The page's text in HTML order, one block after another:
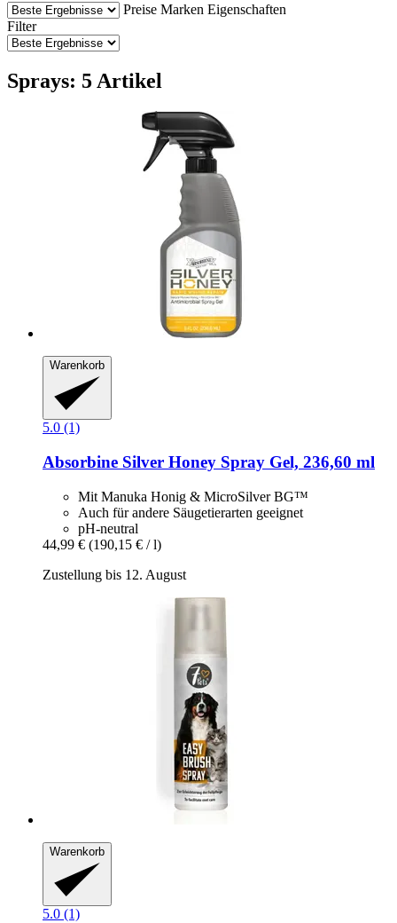
Preise Marken Eigenschaften
Filter
Sprays: 5 Artikel
Warenkorb
5.0 (1)
Absorbine Silver Honey Spray Gel, 236,60 ml
Mit Manuka Honig & MicroSilver BG™
Auch für andere Säugetierarten geeignet
pH-neutral
44,99 € (190,15 € / l)
Zustellung bis 12. August
Warenkorb
5.0 (1)